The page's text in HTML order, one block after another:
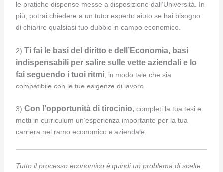
le pratiche dispense messe a disposizione dall’Università. In
più, potrai chiedere a un tutor esperto aiuto se hai bisogno
di chiarire qualsiasi tuo dubbio in campo economico.
2) Ti fai le basi del diritto e dell’Economia, basi
indispensabili per salire sulle vette aziendali e lo
fai seguendo i tuoi ritmi, in modo tale che sia
compatibile con le tue esigenze di lavoro.
3) Con l’opportunità di tirocinio, completi la tua tesi e
metti in curriculum un’esperienza importante per la tua
carriera nel ramo economico e aziendale.
Tutto il processo economico è quindi un problema di scelte: